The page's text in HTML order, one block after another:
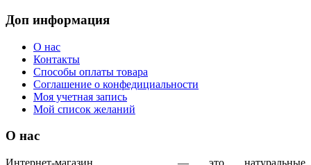
Доп информация
О нас
Контакты
Способы оплаты товара
Соглашение о конфедициальности
Моя учетная запись
Мой список желаний
О нас
Интернет-магазин
— это натуральные